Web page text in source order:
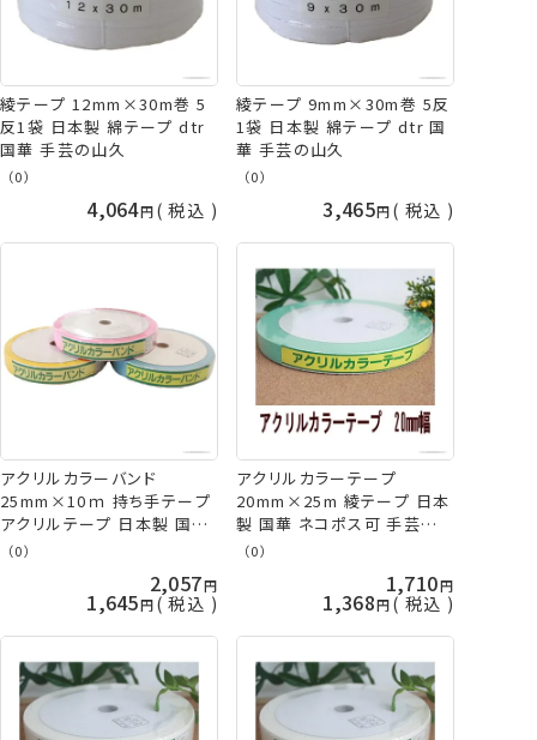
綾テープ 12mm×30m巻 5
反1袋 日本製 綿テープ dtr
国華 手芸の山久
（0）
4,064 税込
綾テープ 9mm×30m巻 5反
1袋 日本製 綿テープ dtr 国
華 手芸の山久
（0）
3,465 税込
アクリルカラーバンド
25mm×10ｍ 持ち手テープ
アクリルテープ 日本製 国華
手芸の山久
（0）
2,057
1,645 税込
アクリルカラーテープ
20mm×25m 綾テープ 日本
製 国華 ネコポス可 手芸の
山久
（0）
1,710
1,368 税込